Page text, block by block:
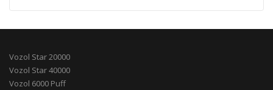
Vozol Star 20000
Vozol Star 40000
Vozol 6000 Puff